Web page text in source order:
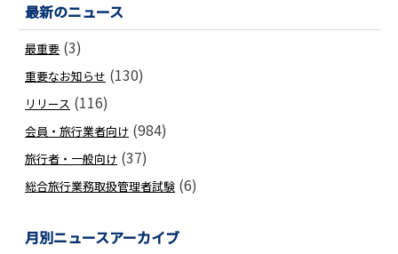
最新のニュース
最重要 (3)
重要なお知らせ (130)
リリース (116)
会員・旅行業者向け (984)
旅行者・一般向け (37)
総合旅行業務取扱管理者試験 (6)
月別ニュースアーカイブ